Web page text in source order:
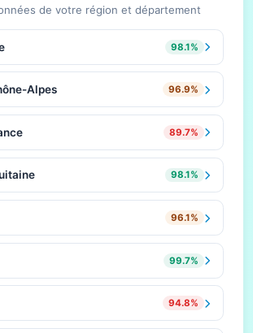
de votre région et département
98.1%
Alpes 96.9%
89.7%
98.1%
96.1%
99.7%
94.8%